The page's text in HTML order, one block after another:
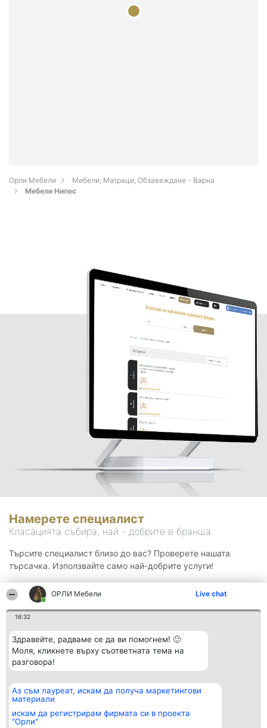
ОРЛИ Мебели Live chat
16:32
Здравейте, радваме се да ви помогнем! 🙂
Моля, кликнете върху съответната тема на
разговора!
Аз съм лауреат, искам да получа маркетингови
материали
искам да регистрирам фирмата си в проекта
"Орли"
Орли Мебели
Мебели, Матраци, Обзавеждане - Варна
Мебели Нипес
Намерете специалист
Класацията събира, най - добрите в бранша.
Търсите специалист близо до вас? Проверете нашата
търсачка. Използвайте само най-добрите услуги!
Организатор на
класиране
BulevardulAleea Timișul De
Sus Nr. 2, Bl. A30, Sc. A, Et.
Класация
всички
Контакти